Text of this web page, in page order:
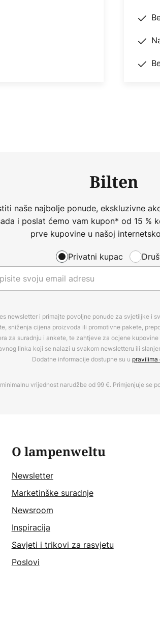
Bilten
naše najbolje ponude, ekskluzivne
i poslat ćemo vam kupon* od 15 %
prve kupovine u našoj
Privatni kupac
newsletter i primajte povoljne ponude za svjetiljke i
sniženja cijena proizvoda ili promotivne pakete,
za suradnju i ankete, te zahtjeve za ocjene
linka koji se nalazi u svakom newsletteru ili
Dodatne informacije dostupne su u pravilima
vrijednost narudžbe od 99 €. Primjenjuje se
O lampenweltu
Newsletter
Marketinške suradnje
Newsroom
Inspiracija
Savjeti i trikovi za rasvjetu
Poslovi